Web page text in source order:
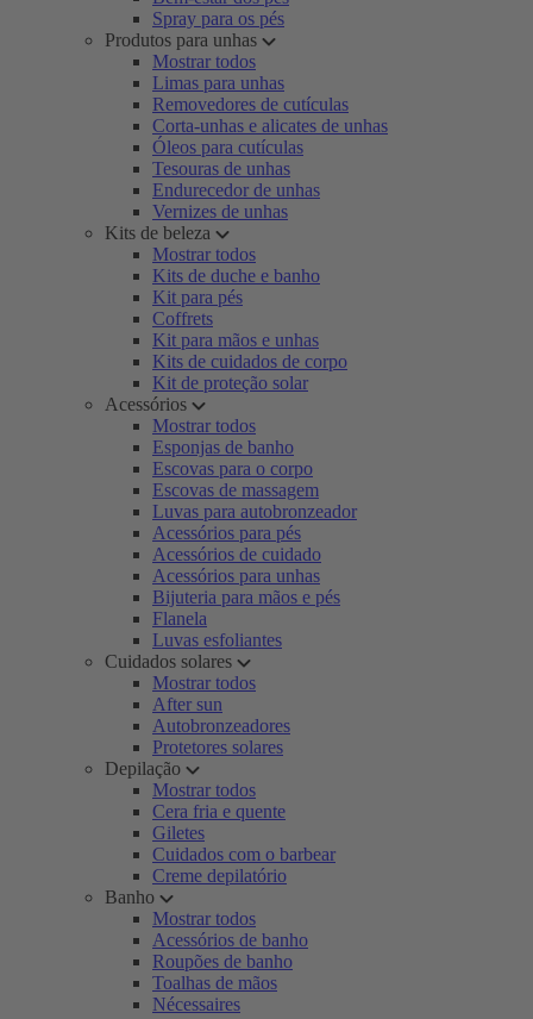
Spray para os pés
Produtos para unhas
Mostrar todos
Limas para unhas
Removedores de cutículas
Corta-unhas e alicates de unhas
Óleos para cutículas
Tesouras de unhas
Endurecedor de unhas
Vernizes de unhas
Kits de beleza
Mostrar todos
Kits de duche e banho
Kit para pés
Coffrets
Kit para mãos e unhas
Kits de cuidados de corpo
Kit de proteção solar
Acessórios
Mostrar todos
Esponjas de banho
Escovas para o corpo
Escovas de massagem
Luvas para autobronzeador
Acessórios para pés
Acessórios de cuidado
Acessórios para unhas
Bijuteria para mãos e pés
Flanela
Luvas esfoliantes
Cuidados solares
Mostrar todos
After sun
Autobronzeadores
Protetores solares
Depilação
Mostrar todos
Cera fria e quente
Giletes
Cuidados com o barbear
Creme depilatório
Banho
Mostrar todos
Acessórios de banho
Roupões de banho
Toalhas de mãos
Nécessaires